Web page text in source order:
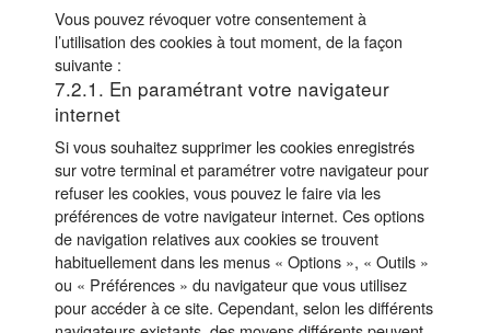
Vous pouvez révoquer votre consentement à
l’utilisation des cookies à tout moment, de la façon
suivante :
7.2.1. En paramétrant votre navigateur
internet
Si vous souhaitez supprimer les cookies enregistrés
sur votre terminal et paramétrer votre navigateur pour
refuser les cookies, vous pouvez le faire via les
préférences de votre navigateur internet. Ces options
de navigation relatives aux cookies se trouvent
habituellement dans les menus « Options », « Outils »
ou « Préférences » du navigateur que vous utilisez
pour accéder à ce site. Cependant, selon les différents